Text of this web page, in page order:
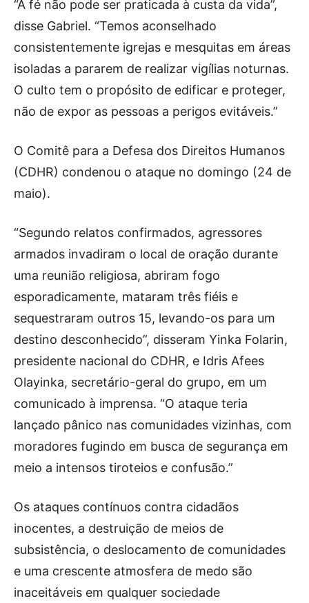
“A fé não pode ser praticada à custa da vida”,
disse Gabriel. “Temos aconselhado
consistentemente igrejas e mesquitas em áreas
isoladas a pararem de realizar vigílias noturnas.
O culto tem o propósito de edificar e proteger,
não de expor as pessoas a perigos evitáveis.”
O Comitê para a Defesa dos Direitos Humanos
(CDHR) condenou o ataque no domingo (24 de
maio).
“Segundo relatos confirmados, agressores
armados invadiram o local de oração durante
uma reunião religiosa, abriram fogo
esporadicamente, mataram três fiéis e
sequestraram outros 15, levando-os para um
destino desconhecido”, disseram Yinka Folarin,
presidente nacional do CDHR, e Idris Afees
Olayinka, secretário-geral do grupo, em um
comunicado à imprensa. “O ataque teria
lançado pânico nas comunidades vizinhas, com
moradores fugindo em busca de segurança em
meio a intensos tiroteios e confusão.”
Os ataques contínuos contra cidadãos
inocentes, a destruição de meios de
subsistência, o deslocamento de comunidades
e uma crescente atmosfera de medo são
inaceitáveis ​​em qualquer sociedade